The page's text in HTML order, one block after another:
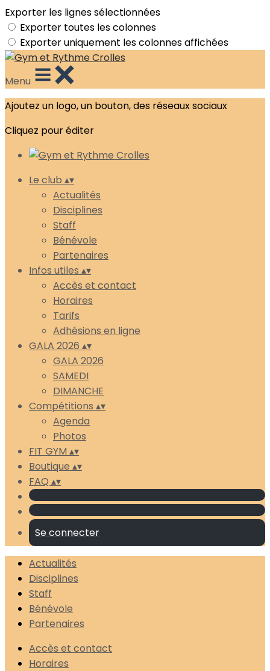
Exporter les lignes sélectionnées
Exporter toutes les colonnes
Exporter uniquement les colonnes affichées
Menu
Ajoutez un logo, un bouton, des réseaux sociaux
Cliquez pour éditer
Le club ▴▾
Actualités
Disciplines
Staff
Bénévole
Partenaires
Infos utiles ▴▾
Accès et contact
Horaires
Tarifs
Adhésions en ligne
GALA 2026 ▴▾
GALA 2026
SAMEDI
DIMANCHE
Compétitions ▴▾
Agenda
Photos
FIT GYM ▴▾
Boutique ▴▾
FAQ ▴▾
Se connecter
Actualités
Disciplines
Staff
Bénévole
Partenaires
Accès et contact
Horaires